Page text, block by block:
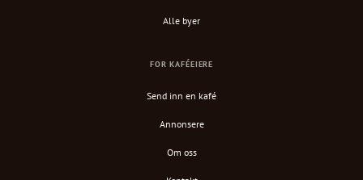
Alle byer
FOR KAFÉEIERE
Send inn en kafé
Annonsere
Om oss